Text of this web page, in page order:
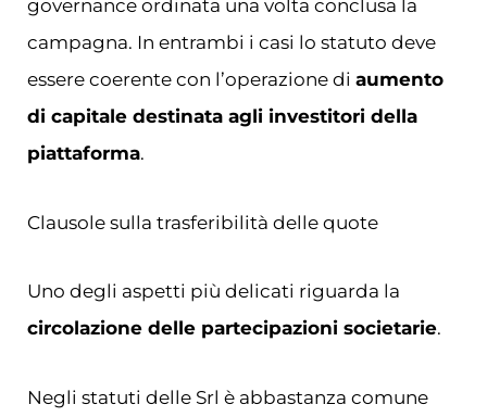
governance ordinata una volta conclusa la
campagna. In entrambi i casi lo statuto deve
essere coerente con l’operazione di aumento
di capitale destinata agli investitori della
piattaforma.
Clausole sulla trasferibilità delle quote
Uno degli aspetti più delicati riguarda la
circolazione delle partecipazioni societarie.
Negli statuti delle Srl è abbastanza comune